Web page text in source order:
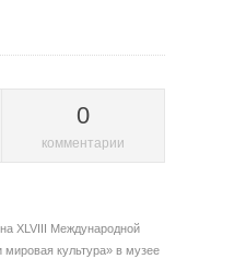
0
комментарии
XLVIII Международной
культура» в музее